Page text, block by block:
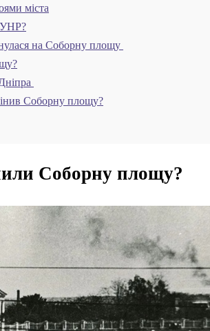
міста
УНР?
на Соборну площу
Соборну площу?
Соборну площу?